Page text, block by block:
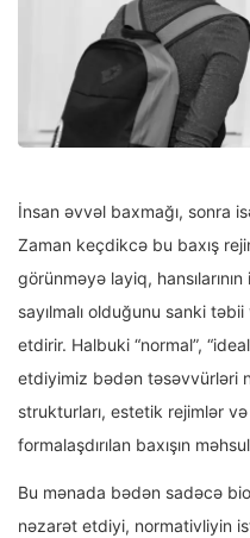
İnsan əvvəl baxmağı, sonra
Zaman keçdikcə bu baxış
görünməyə layiq,
sayılmalı olduğunu sanki
etdirir. Halbuki “normal”,
etdiyimiz bədən təsəvvürləri
strukturları, estetik rejimlər
formalaşdırılan baxışın
Bu mənada bədən sadəcə
nəzarət etdiyi, normativliyin